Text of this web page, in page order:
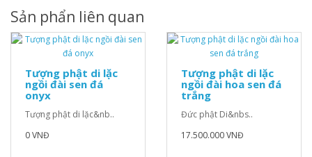
Sản phẩn liên quan
Tượng phật di lặc
ngồi đài sen đá
onyx
Tượng phật di lặc&nb..
0 VNĐ
Tượng phật di lặc
ngồi đài hoa sen đá
trắng
Đức phật Di&nbs..
17.500.000 VNĐ